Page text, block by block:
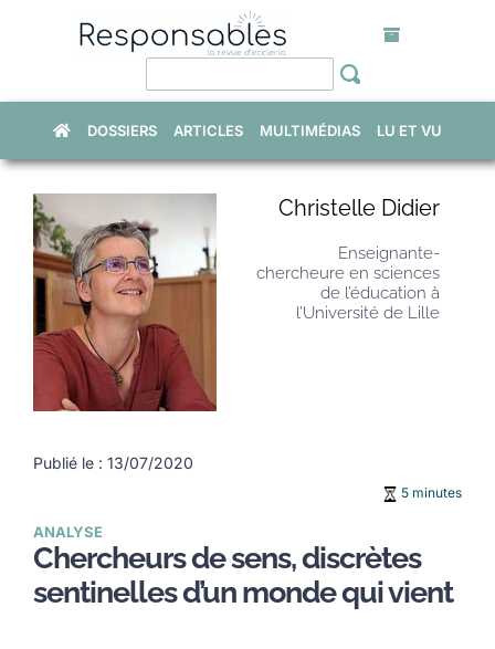
DOSSIERS ARTICLES MULTIMÉDIAS LU ET VU
Christelle Didier
Enseignante-
chercheure en sciences
de l’éducation à
l’Université de Lille
Publié le : 13/07/2020
5 minutes
ANALYSE
Chercheurs de sens, discrètes
sentinelles d’un monde qui vient